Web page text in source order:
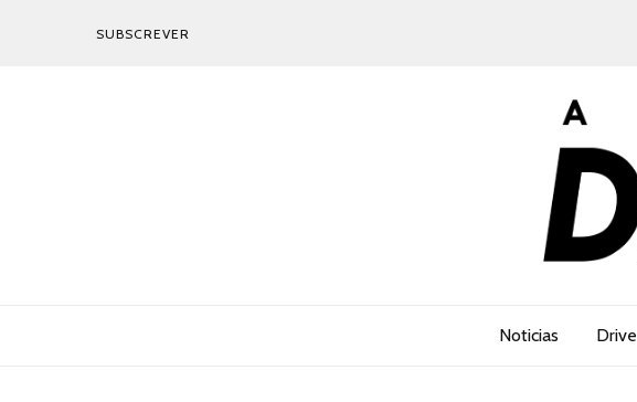
SUBSCREVER
Noticias Drive